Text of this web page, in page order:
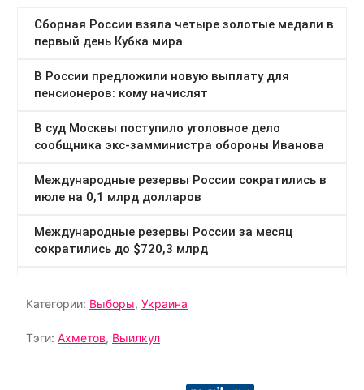
Категории: Выборы, Украина
Тэги: Ахметов, Выилкул